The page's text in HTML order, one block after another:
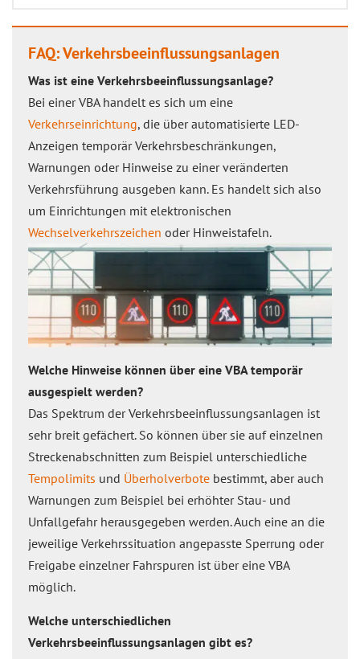
FAQ: Verkehrsbeeinflussungsanlagen
Was ist eine Verkehrsbeeinflussungsanlage?
Bei einer VBA handelt es sich um eine
Verkehrseinrichtung, die über automatisierte LED-
Anzeigen temporär Verkehrsbeschränkungen,
Warnungen oder Hinweise zu einer veränderten
Verkehrsführung ausgeben kann. Es handelt sich also
um Einrichtungen mit elektronischen
Wechselverkehrszeichen oder Hinweistafeln.
Welche Hinweise können über eine VBA temporär
ausgespielt werden?
Das Spektrum der Verkehrsbeeinflussungsanlagen ist
sehr breit gefächert. So können über sie auf einzelnen
Streckenabschnitten zum Beispiel unterschiedliche
Tempolimits und Überholverbote bestimmt, aber auch
Warnungen zum Beispiel bei erhöhter Stau- und
Unfallgefahr herausgegeben werden. Auch eine an die
jeweilige Verkehrssituation angepasste Sperrung oder
Freigabe einzelner Fahrspuren ist über eine VBA
möglich.
Welche unterschiedlichen
Verkehrsbeeinflussungsanlagen gibt es?